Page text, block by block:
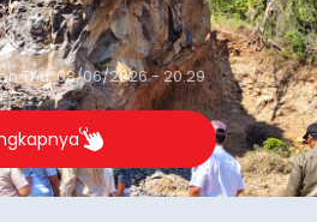
Thu, 08/06/2026 - 20:29